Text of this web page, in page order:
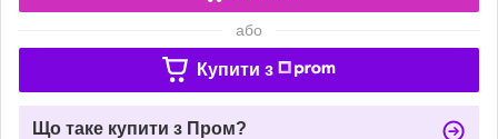
або
Купити з
Що таке купити з Пром?